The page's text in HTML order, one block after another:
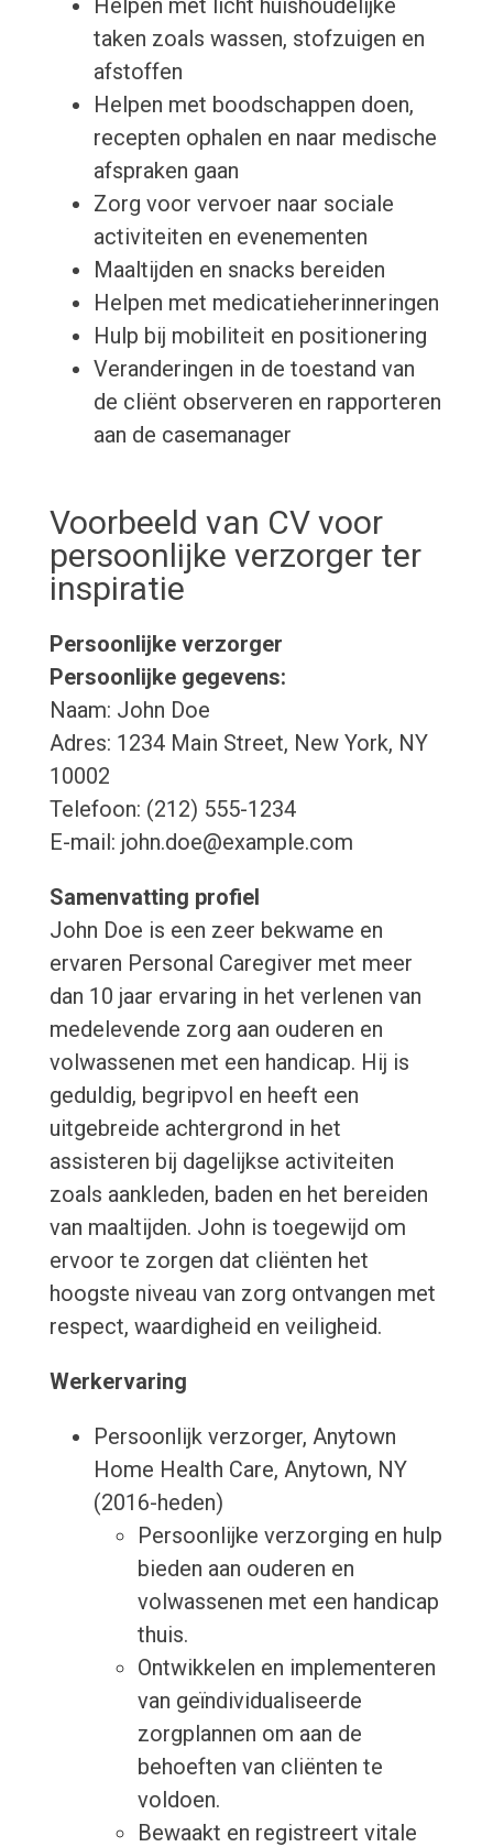
Helpen met licht huishoudelijke
taken zoals wassen, stofzuigen en
afstoffen
Helpen met boodschappen doen,
recepten ophalen en naar medische
afspraken gaan
Zorg voor vervoer naar sociale
activiteiten en evenementen
Maaltijden en snacks bereiden
Helpen met medicatieherinneringen
Hulp bij mobiliteit en positionering
Veranderingen in de toestand van
de cliënt observeren en rapporteren
aan de casemanager
Voorbeeld van CV voor
persoonlijke verzorger ter
inspiratie
Persoonlijke verzorger
Persoonlijke gegevens:
Naam: John Doe
Adres: 1234 Main Street, New York, NY
10002
Telefoon: (212) 555-1234
E-mail: john.doe@example.com
Samenvatting profiel
John Doe is een zeer bekwame en
ervaren Personal Caregiver met meer
dan 10 jaar ervaring in het verlenen van
medelevende zorg aan ouderen en
volwassenen met een handicap. Hij is
geduldig, begripvol en heeft een
uitgebreide achtergrond in het
assisteren bij dagelijkse activiteiten
zoals aankleden, baden en het bereiden
van maaltijden. John is toegewijd om
ervoor te zorgen dat cliënten het
hoogste niveau van zorg ontvangen met
respect, waardigheid en veiligheid.
Werkervaring
Persoonlijk verzorger, Anytown
Home Health Care, Anytown, NY
(2016-heden)
Persoonlijke verzorging en hulp
bieden aan ouderen en
volwassenen met een handicap
thuis.
Ontwikkelen en implementeren
van geïndividualiseerde
zorgplannen om aan de
behoeften van cliënten te
voldoen.
Bewaakt en registreert vitale